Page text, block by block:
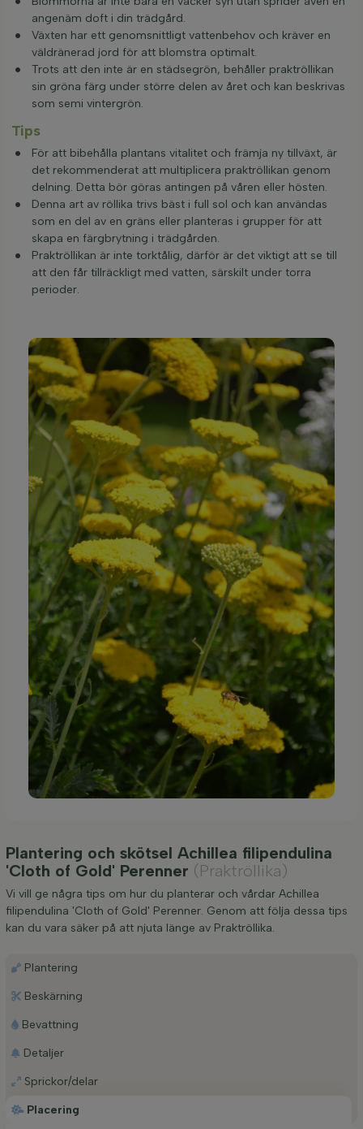
angenäm doft i din trädgård.
Växten har ett genomsnittligt vattenbehov och kräver en
väldränerad jord för att blomstra optimalt.
Trots att den inte är en städsegrön, behåller praktröllikan
sin gröna färg under större delen av året och kan beskrivas
som semi vintergrön.
Tips
För att bibehålla plantans vitalitet och främja ny tillväxt, är
det rekommenderat att multiplicera praktröllikan genom
delning. Detta bör göras antingen på våren eller hösten.
Denna art av röllika trivs bäst i full sol och kan användas
som en del av en gräns eller planteras i grupper för att
skapa en färgbrytning i trädgården.
Praktröllikan är inte torktålig, därför är det viktigt att se till
att den får tillräckligt med vatten, särskilt under torra
perioder.
Plantering och skötsel Achillea filipendulina
'Cloth of Gold' Perenner (Praktröllika)
Vi vill ge några tips om hur du planterar och vårdar Achillea
filipendulina 'Cloth of Gold' Perenner. Genom att följa dessa tips
kan du vara säker på att njuta länge av Praktröllika.
Placering
Plantering
Beskärning
Bevattning
Detaljer
Sprickor/delar